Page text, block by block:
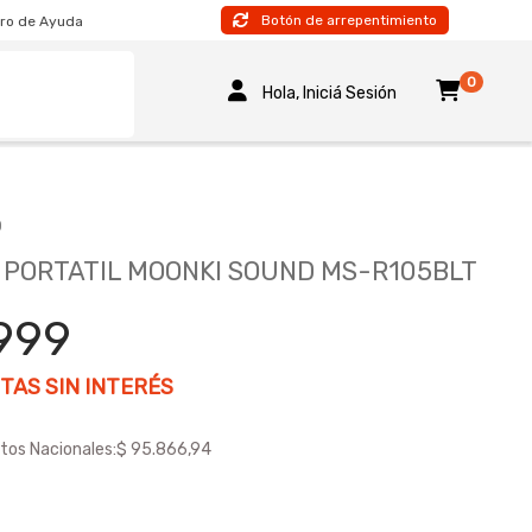
de Ayuda Botón de arrepentimiento
Hola, Iniciá Sesión
0
MOONKI SOUND MS-R105BLT
SIN INTERÉS
Nacionales:$ 95.866,94